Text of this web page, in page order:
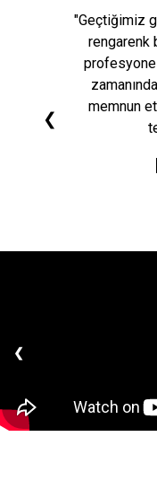
❮
"Geçtiğimiz
rengarenk
memnun
❮